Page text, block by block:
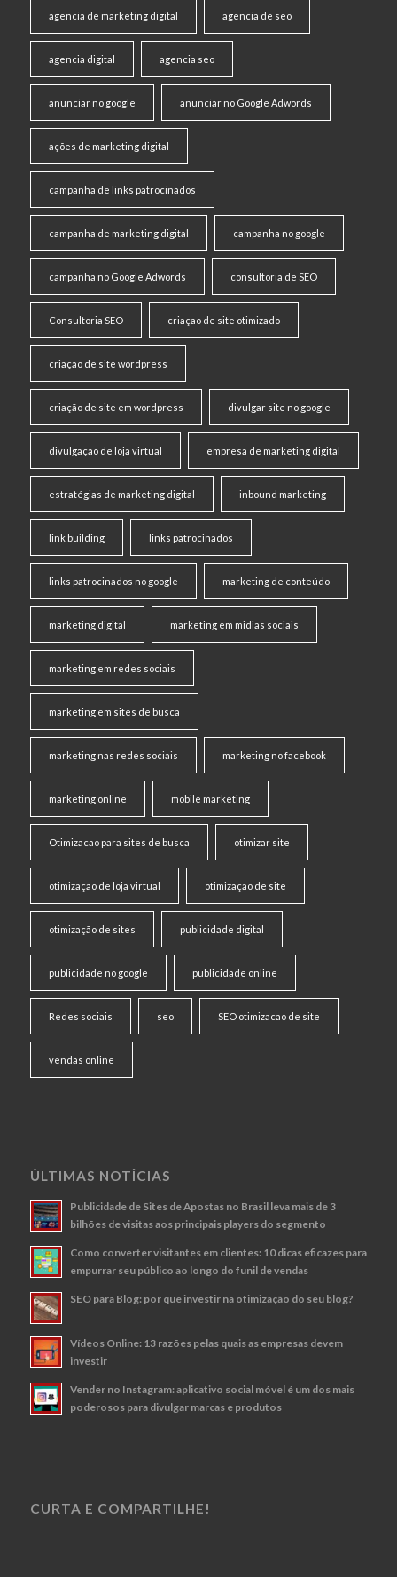
agencia de marketing digital agencia de seo
agencia digital agencia seo
anunciar no google anunciar no Google Adwords
ações de marketing digital
campanha de links patrocinados
campanha de marketing digital campanha no google
campanha no Google Adwords consultoria de SEO
Consultoria SEO criaçao de site otimizado
criaçao de site wordpress
criação de site em wordpress divulgar site no google
divulgação de loja virtual empresa de marketing digital
estratégias de marketing digital inbound marketing
link building links patrocinados
links patrocinados no google marketing de conteúdo
marketing digital marketing em midias sociais
marketing em redes sociais
marketing em sites de busca
marketing nas redes sociais marketing no facebook
marketing online mobile marketing
Otimizacao para sites de busca otimizar site
otimizaçao de loja virtual otimizaçao de site
otimização de sites publicidade digital
publicidade no google publicidade online
Redes sociais seo SEO otimizacao de site
vendas online
ÚLTIMAS NOTÍCIAS
Publicidade de Sites de Apostas no Brasil leva mais de 3
bilhões de visitas aos principais players do segmento
Como converter visitantes em clientes: 10 dicas eficazes para
empurrar seu público ao longo do funil de vendas
SEO para Blog: por que investir na otimização do seu blog?
Vídeos Online: 13 razões pelas quais as empresas devem
investir
Vender no Instagram: aplicativo social móvel é um dos mais
poderosos para divulgar marcas e produtos
CURTA E COMPARTILHE!